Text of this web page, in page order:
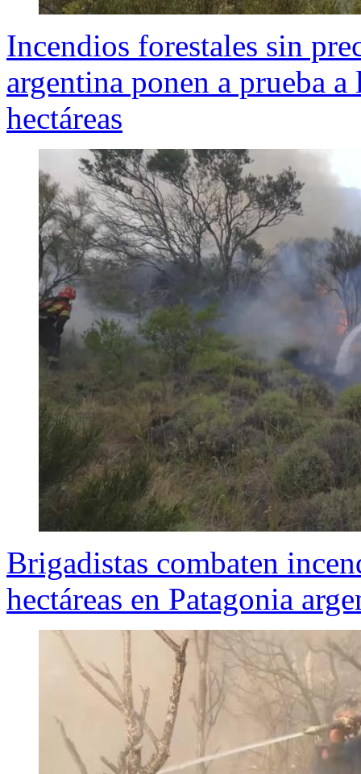
Incendios forestales sin
argentina ponen a prueba
hectáreas
Brigadistas combaten
hectáreas en Patagonia